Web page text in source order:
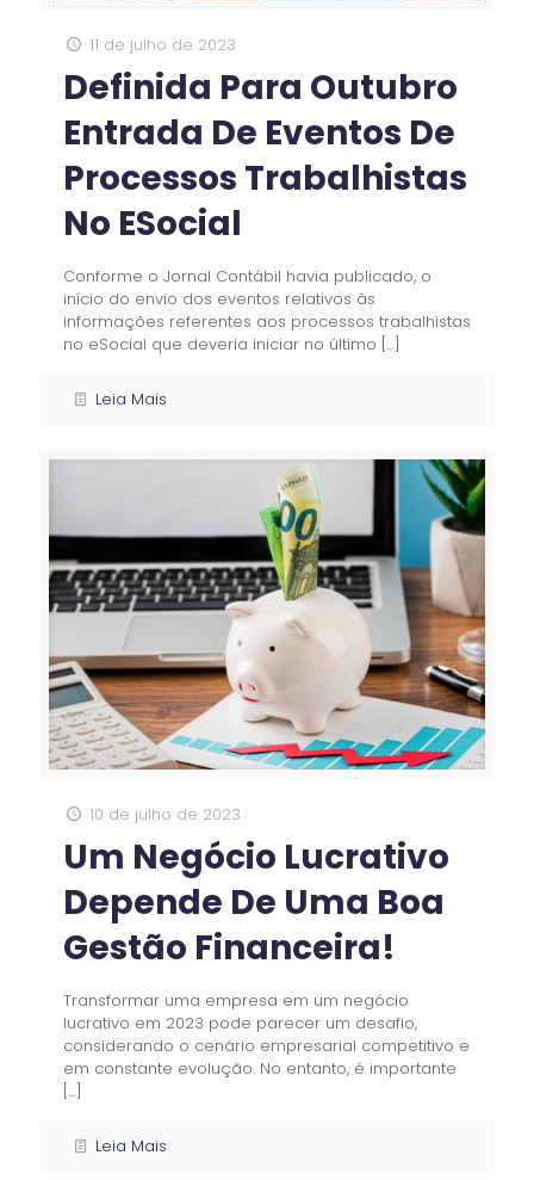
11 de julho de 2023
Definida Para Outubro
Entrada De Eventos De
Processos Trabalhistas
No ESocial
Conforme o Jornal Contábil havia publicado, o
início do envio dos eventos relativos às
informações referentes aos processos trabalhistas
no eSocial que deveria iniciar no último […]
Leia Mais
10 de julho de 2023
Um Negócio Lucrativo
Depende De Uma Boa
Gestão Financeira!
Transformar uma empresa em um negócio
lucrativo em 2023 pode parecer um desafio,
considerando o cenário empresarial competitivo e
em constante evolução. No entanto, é importante
[…]
Leia Mais